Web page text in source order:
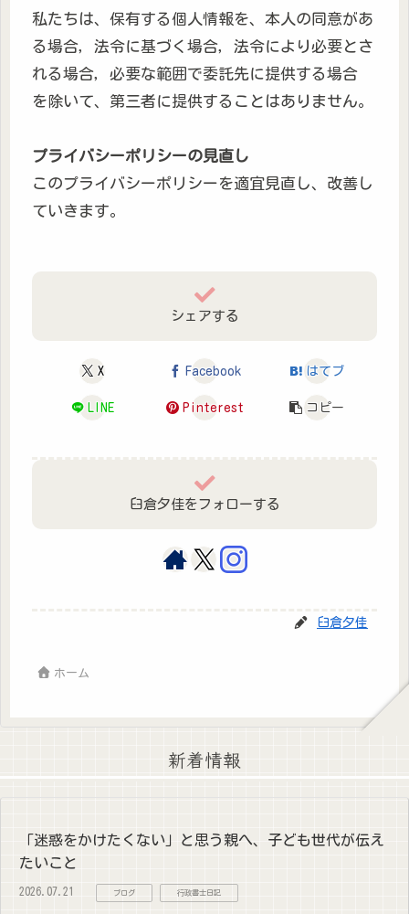
私たちは、保有する個人情報を、本人の同意があ
る場合，法令に基づく場合，法令により必要とさ
れる場合，必要な範囲で委託先に提供する場合
を除いて、第三者に提供することはありません。
プライバシーポリシーの見直し
このプライバシーポリシーを適宜見直し、改善し
ていきます。
シェアする
X Facebook はてブ
LINE Pinterest コピー
臼倉夕佳をフォローする
臼倉夕佳
ホーム
新着情報
「迷惑をかけたくない」と思う親へ、子ども世代が伝え
たいこと
2026.07.21 ブログ 行政書士日記